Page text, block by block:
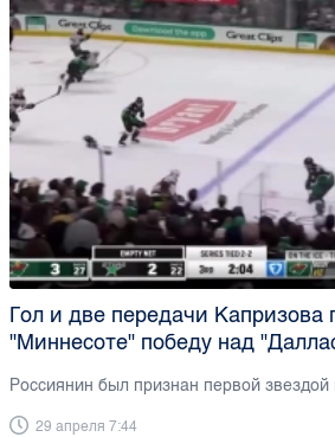
Гол и две передачи Капризова
"Миннесоте" победу над
Россиянин был признан первой звездой
29 апреля 7:44